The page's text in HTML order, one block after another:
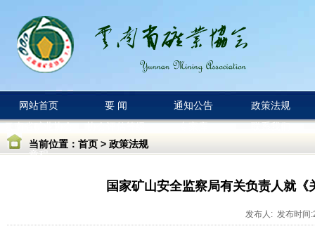
网站首页 要 闻 通知公告
政策法规
云南省矿业协会
章程
协会评估等级 专家库
联系我们
当前位置： 首页 > 政策法规
国家矿山安全监察局有关负责人就
发布人: 发布时间